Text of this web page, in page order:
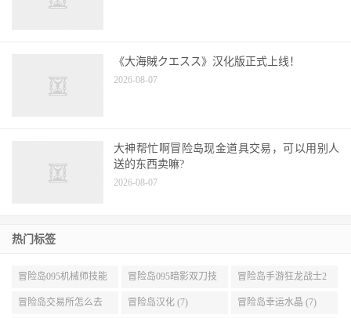
《大海賊クエスス》汉化版正式上线！
2026-08-07
大神帮忙啊冒险岛现金道具交易，可以用别人
送的东西卖嘛?
2026-08-07
热门标签
冒险岛095机械师技能
展示 (9)
冒险岛095暗影双刀技
能加点 (9)
冒险岛手游狂龙战士2
转 (9)
冒险岛交易所怎么去 冒险岛汉化 (7) 冒险岛幸运水晶 (7)